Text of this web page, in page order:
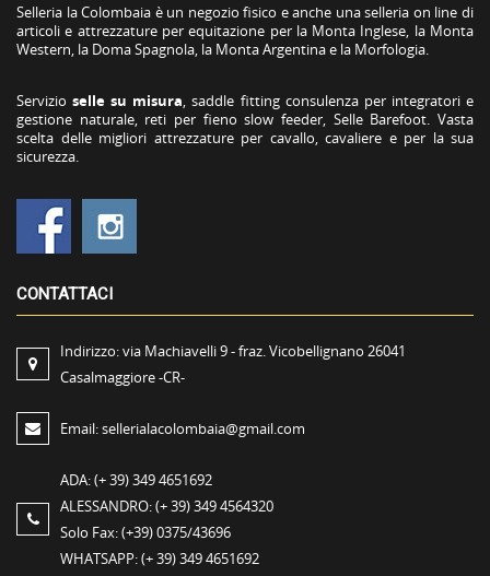
Selleria la Colombaia è un negozio fisico e anche una selleria on line di
articoli e attrezzature per equitazione per la Monta Inglese, la Monta
Western, la Doma Spagnola, la Monta Argentina e la Morfologia.
Servizioselle su misura, saddle fitting consulenza per integratori e
gestione naturale, reti per fieno slow feeder, Selle Barefoot. Vasta
scelta delle migliori attrezzature per cavallo, cavaliere e per la sua
sicurezza.
CONTATTACI
Indirizzo:via Machiavelli 9 - fraz. Vicobellignano 26041
Casalmaggiore -CR-
Email:sellerialacolombaia@gmail.com
ADA:(+ 39) 349 4651692
ALESSANDRO:(+ 39) 349 4564320
Solo Fax:(+39) 0375/43696
WHATSAPP:(+ 39) 349 4651692